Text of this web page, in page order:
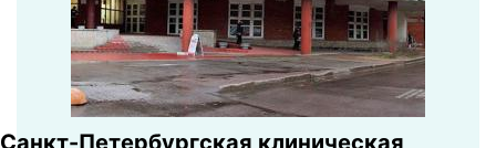
Санкт-Петербургская клиническая